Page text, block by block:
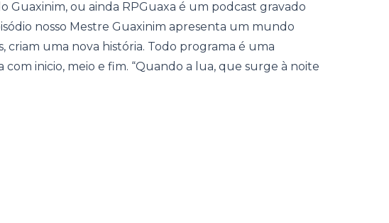
Guaxinim, ou ainda RPGuaxa é um podcast gravado
nosso Mestre Guaxinim apresenta um mundo
criam uma nova história. Todo programa é uma
inicio, meio e fim. “Quando a lua, que surge à noite